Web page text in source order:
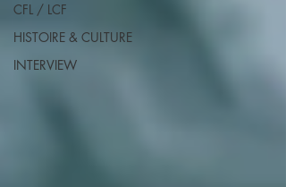
CFL / LCF
HISTOIRE & CULTURE
INTERVIEW